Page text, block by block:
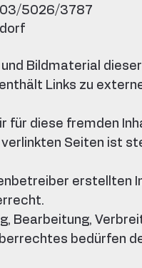
5026/3787
Bildmaterial
Links zu
für diese fremden
verlinkten Seiten ist
erstellten
Bearbeitung,
bedürfen